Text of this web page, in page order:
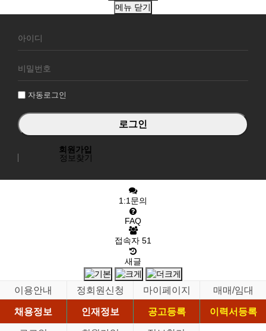
메뉴 닫기
원
그
자동로그인
회원가입
정보찾기
1:1문의
FAQ
접속자 51
새글
이용안내 정회원신청 마이페이지
매매/임대
채용정보
인재정보 공고등록
이력서등록